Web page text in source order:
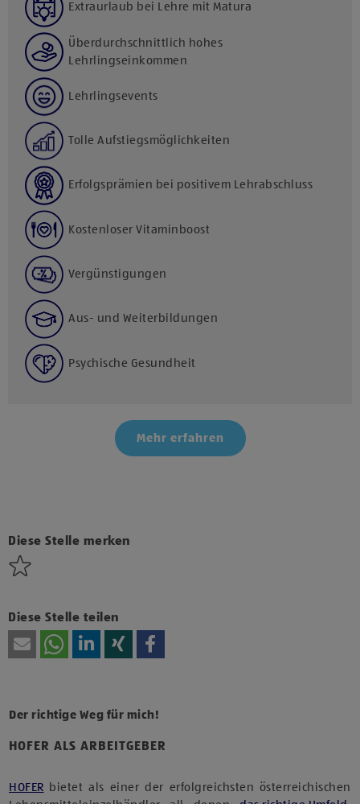
Extraurlaub bei Lehre mit Matura
Überdurchschnittlich hohes
Lehrlingseinkommen
Lehrlingsevents
Tolle Aufstiegsmöglichkeiten
Erfolgsprämien bei positivem Lehrabschluss
Kostenloser Vitaminboost
Vergünstigungen
Aus- und Weiterbildungen
Psychische Gesundheit
Mehr erfahren
Diese Stelle merken
Diese Stelle teilen
HOFER ALS ARBEITGEBER
Der richtige Weg für mich!
HOFER bietet als einer der erfolgreichsten österreichischen